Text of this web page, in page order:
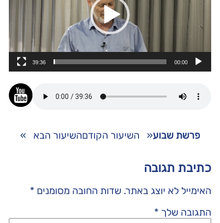
00:00
39:36
פרשת שבוע« השיעור הקודםהשיעור הבא »
כתיבת תגובה
האימייל לא יוצג באתר. שדות החובה מסומנים *
התגובה שלך *